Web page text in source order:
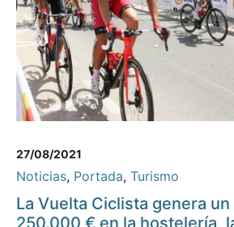
27/08/2021
Noticias, Portada, Turismo
La Vuelta Ciclista genera